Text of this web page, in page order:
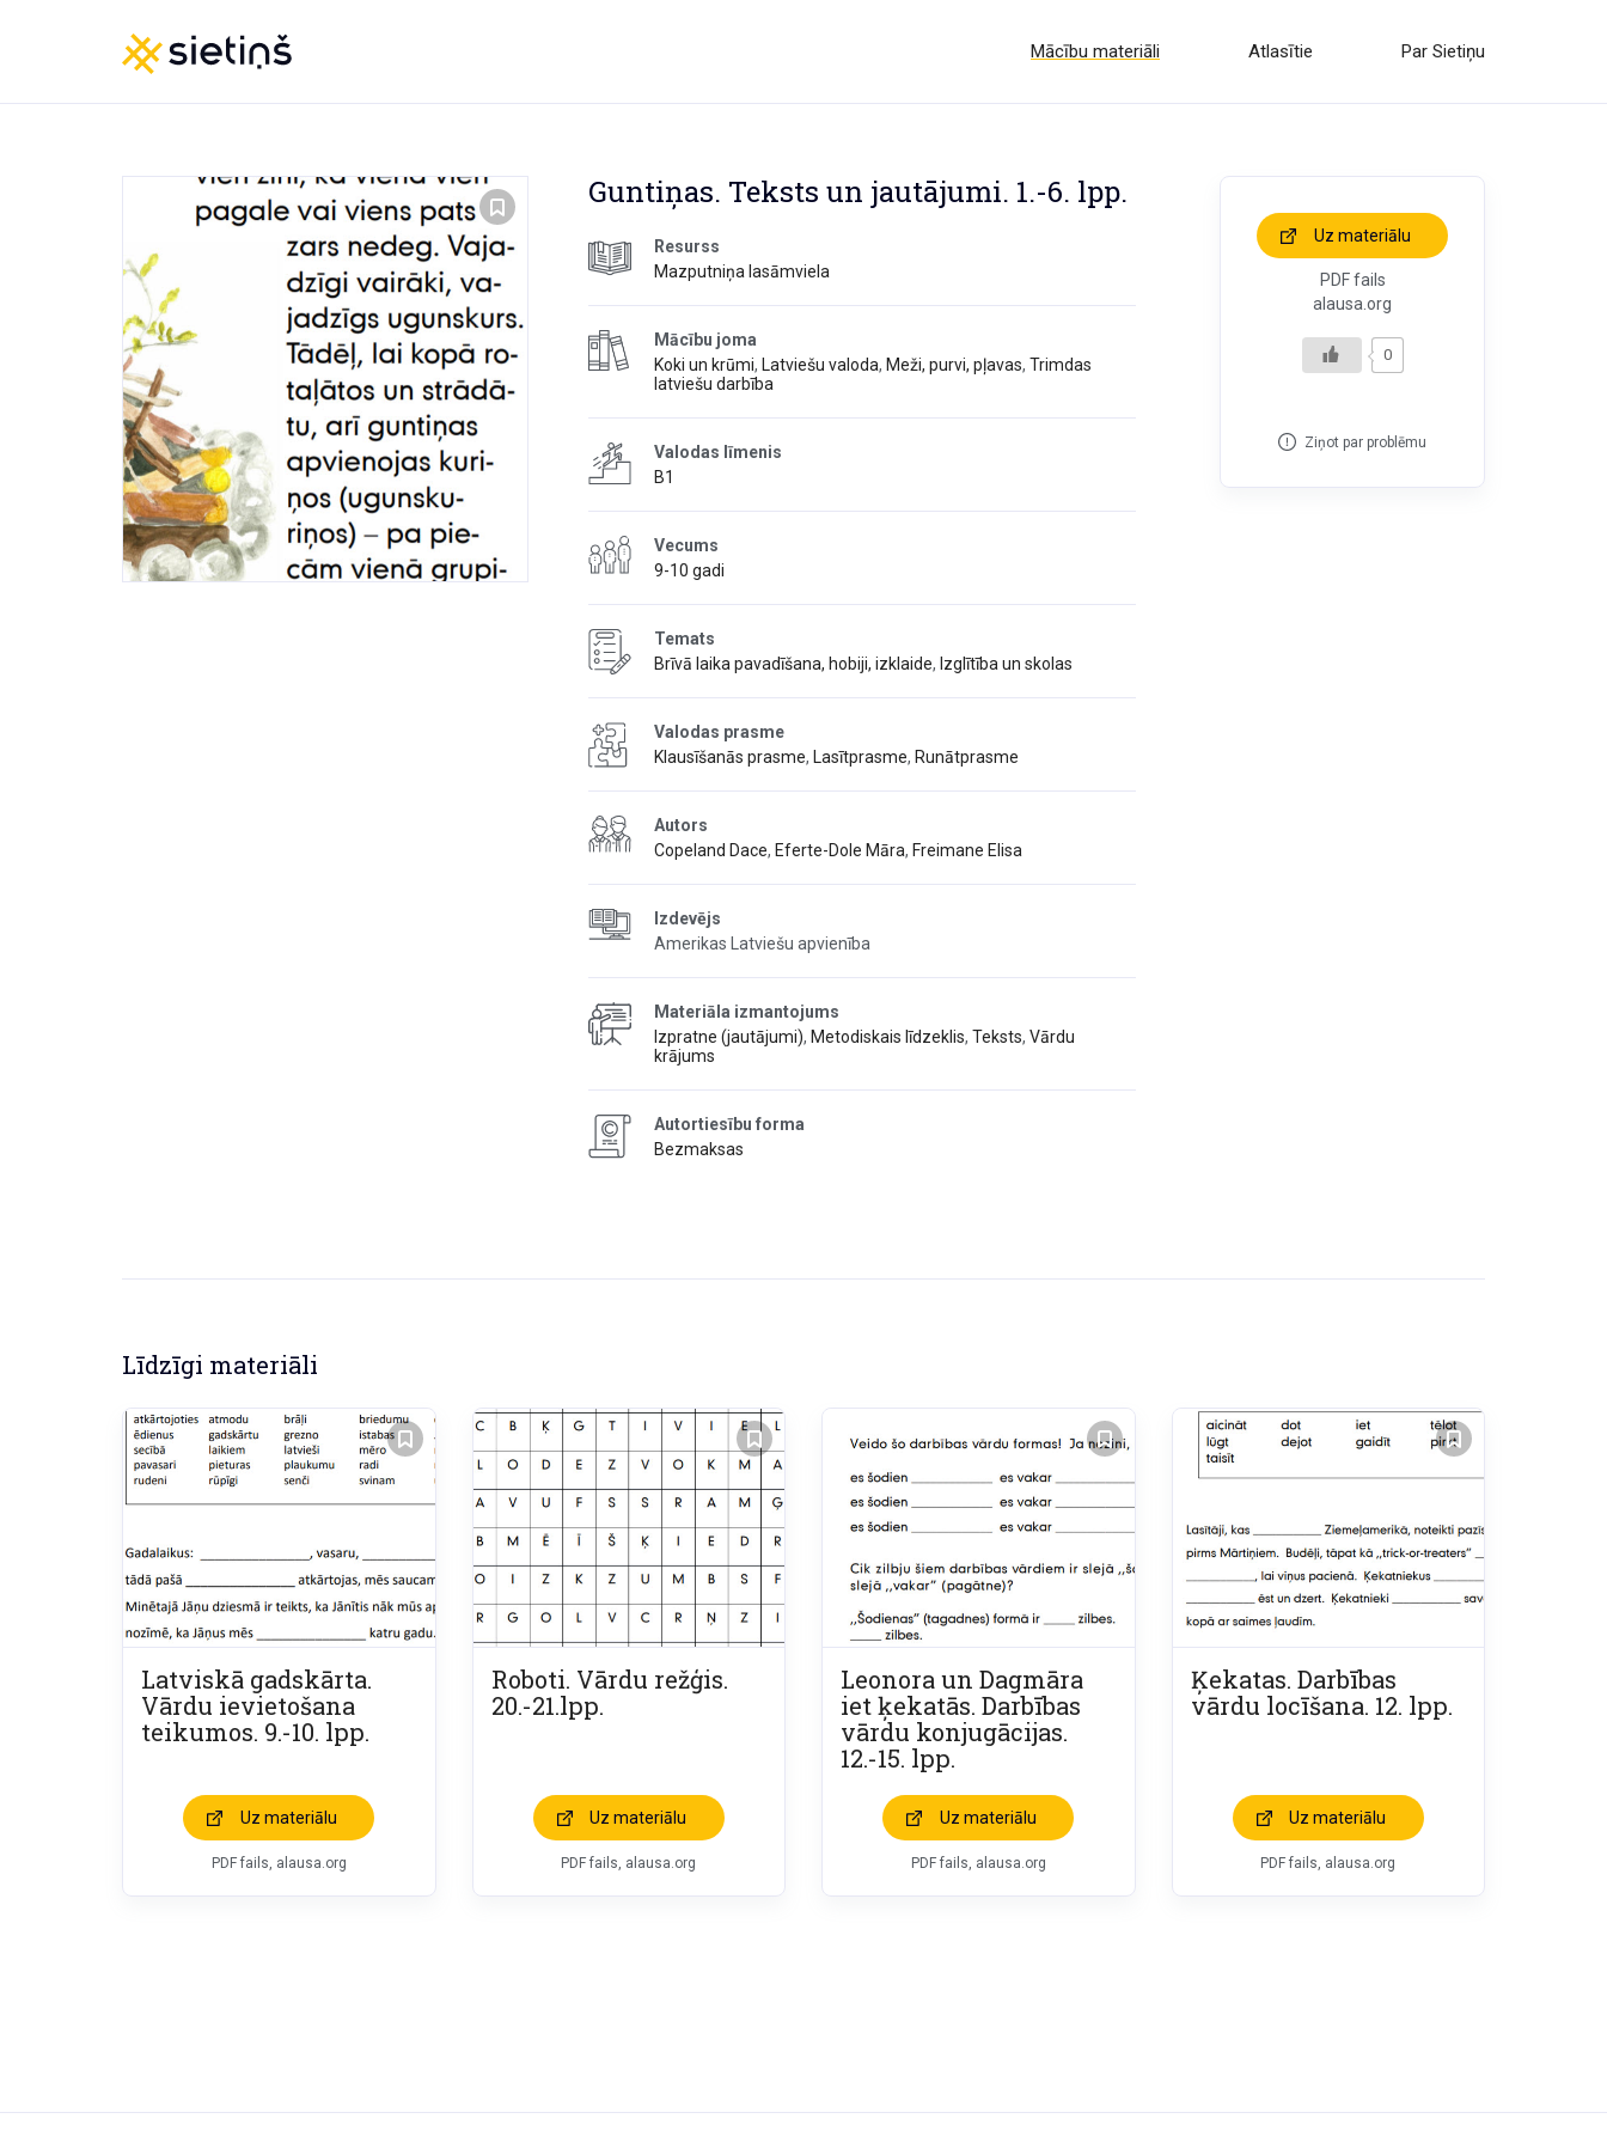
Mācību materiāli Atlasītie Par Sietiņu
Guntiņas. Teksts un jautājumi. 1.-6. lpp.
Resurss
Mazputniņa lasāmviela
Mācību joma
Koki un krūmi, Latviešu valoda, Meži, purvi, pļavas, Trimdas
latviešu darbība
Valodas līmenis
B1
Vecums
9-10 gadi
Temats
Brīvā laika pavadīšana, hobiji, izklaide, Izglītība un skolas
Valodas prasme
Klausīšanās prasme, Lasītprasme, Runātprasme
Autors
Copeland Dace, Eferte-Dole Māra, Freimane Elisa
Izdevējs
Amerikas Latviešu apvienība
Materiāla izmantojums
Izpratne (jautājumi), Metodiskais līdzeklis, Teksts, Vārdu
krājums
Autortiesību forma
Bezmaksas
Uz materiālu
PDF fails
alausa.org
0
Ziņot par problēmu
Līdzīgi materiāli
Latviskā gadskārta.
Vārdu ievietošana
teikumos. 9.-10. lpp.
Uz materiālu
PDF fails, alausa.org
Roboti. Vārdu režģis.
20.-21.lpp.
Uz materiālu
PDF fails, alausa.org
Leonora un Dagmāra
iet ķekatās. Darbības
vārdu konjugācijas.
12.-15. lpp.
Uz materiālu
PDF fails, alausa.org
Ķekatas. Darbības
vārdu locīšana. 12. lpp.
Uz materiālu
PDF fails, alausa.org